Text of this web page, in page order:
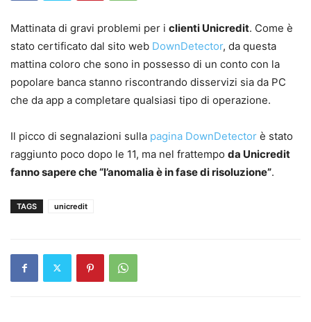
Mattinata di gravi problemi per i clienti Unicredit. Come è
stato certificato dal sito web DownDetector, da questa
mattina coloro che sono in possesso di un conto con la
popolare banca stanno riscontrando disservizi sia da PC
che da app a completare qualsiasi tipo di operazione.
Il picco di segnalazioni sulla pagina DownDetector è stato
raggiunto poco dopo le 11, ma nel frattempo da Unicredit
fanno sapere che “l’anomalia è in fase di risoluzione”.
TAGS unicredit